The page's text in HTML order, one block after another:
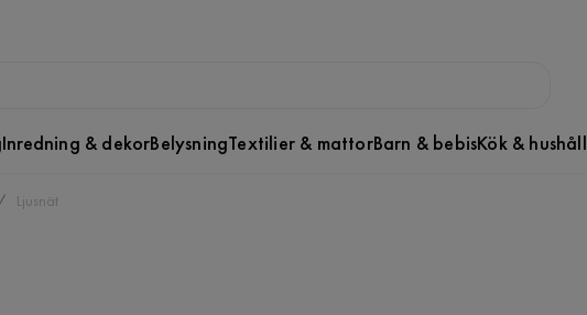
Inredning & dekorBelysningTextilier & mattorBarn & bebisKök & hushåll
Ljusnät